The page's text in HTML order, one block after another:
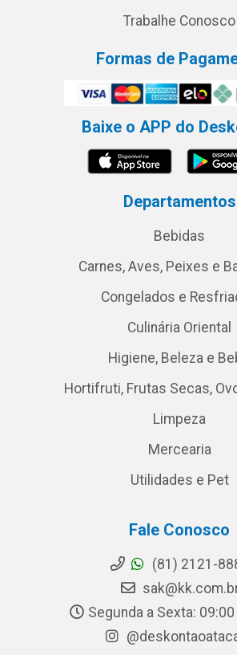
Trabalhe Conosco
Formas de
Baixe o APP do
Departamentos
Bebidas
Carnes, Aves, Peixes e
Congelados e
Culinária Oriental
Higiene, Beleza e
Hortifruti, Frutas Secas,
Limpeza
Mercearia
Utilidades e Pet
Fale Conosco
(81) 2121-
Segunda a Sexta: